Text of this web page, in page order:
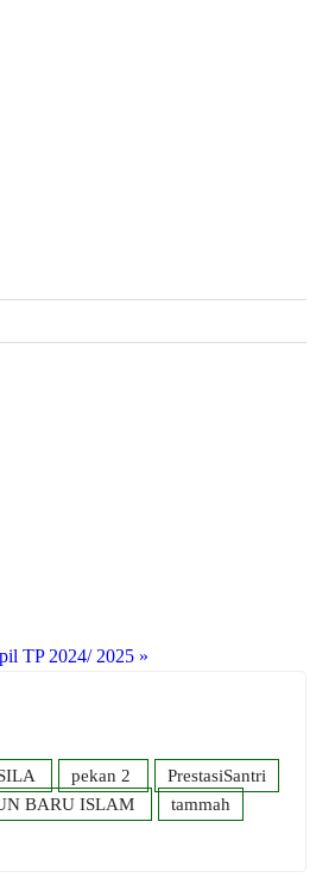
TP 2024/ 2025 »
pekan 2
PrestasiSantri
BARU ISLAM
tammah